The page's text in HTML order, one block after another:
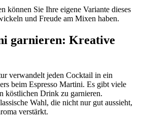
können Sie Ihre eigene Variante dieses
und Freude am Mixen haben.
garnieren: Kreative
verwandelt jeden Cocktail in ein
beim Espresso Martini. Es gibt viele
köstlichen Drink zu garnieren.
Wahl, die nicht nur gut aussieht,
verstärkt.